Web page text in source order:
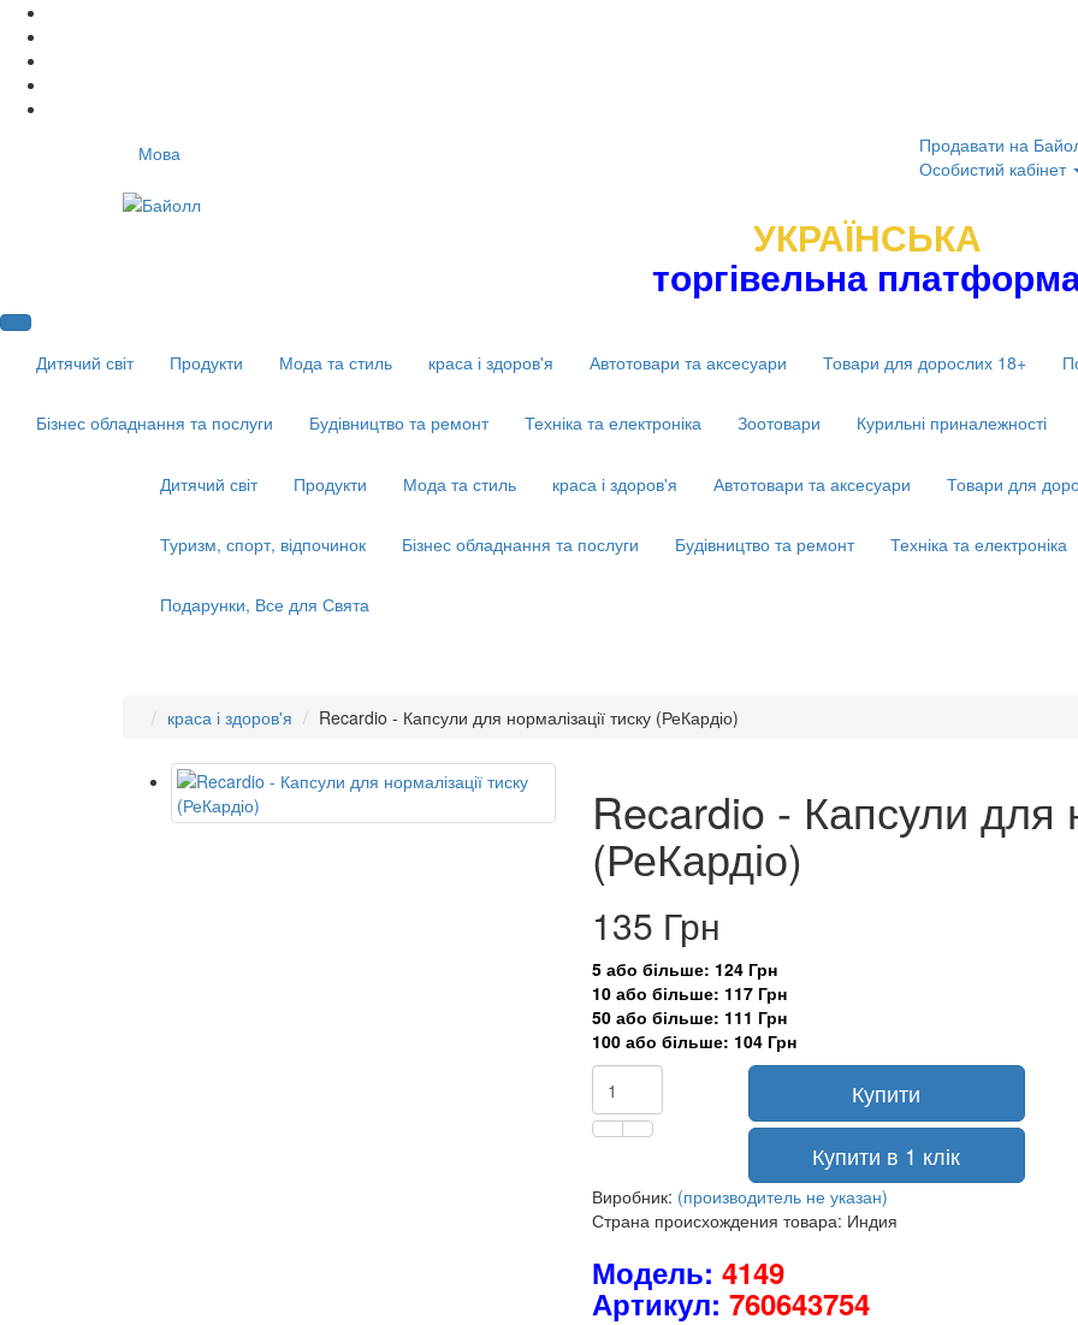
Мова
Продавати на
Особистий кабінет
УКРАЇНСЬКА
торгівельна
Дитячий світ Продукти Мода та стиль краса і здоров'я Автотовари та аксесуари Товари для дорослих 18+
Бізнес обладнання та послуги Будівництво та ремонт Техніка та електроніка Зоотовари Курильні приналежності
Дитячий світ Продукти Мода та стиль краса і здоров'я Автотовари та аксесуари Товари для
Туризм, спорт, відпочинок Бізнес обладнання та послуги Будівництво та ремонт Техніка та електроніка
Подарунки, Все для Свята
краса і здоров'я Recardio - Капсули для нормалізації тиску (РеКардіо)
Recardio - Капсули для
(РеКардіо)
135 Грн
5 або більше: 124 Грн
10 або більше: 117 Грн
50 або більше: 111 Грн
100 або більше: 104 Грн
Купити
Купити в 1 клік
Виробник: (производитель не указан)
Страна происхождения товара: Индия
Модель: 4149
Артикул: 760643754